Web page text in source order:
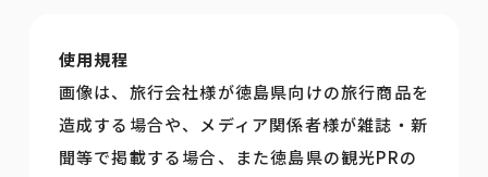
使用規程
画像は、旅行会社様が徳島県向けの旅行商品を
造成する場合や、メディア関係者様が雑誌・新
聞等で掲載する場合、また徳島県の観光PRの